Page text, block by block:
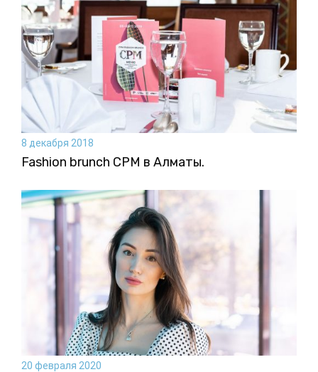
8 декабря 2018
Fashion brunch CPM в Алматы.
20 февраля 2020